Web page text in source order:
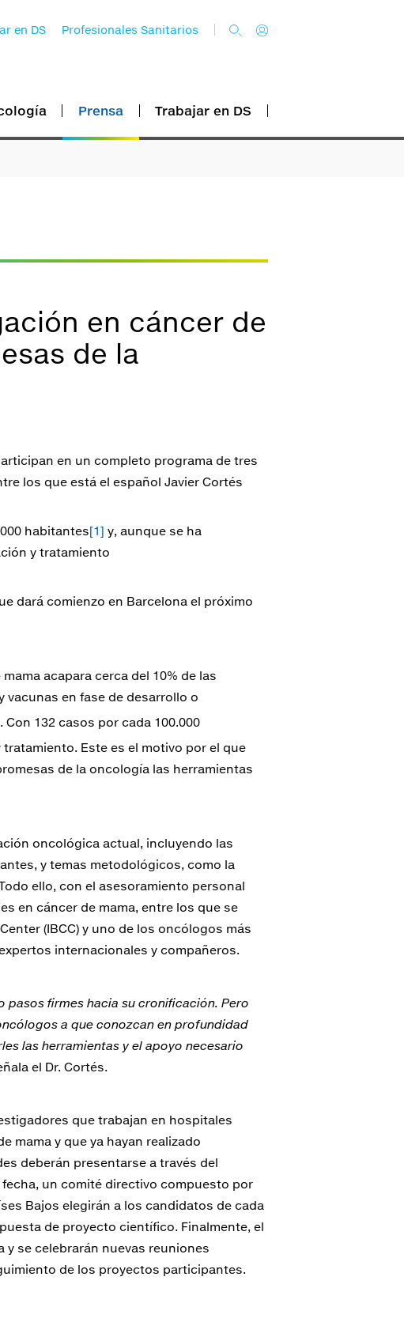
en DS Profesionales Sanitarios
Prensa Trabajar en DS
en cáncer de
de la
en un completo programa de tres
los que está el español Javier Cortés
habitantes[1] y, aunque se ha
y tratamiento
dará comienzo en Barcelona el próximo
acapara cerca del 10% de las
en fase de desarrollo o
132 casos por cada 100.000
Este es el motivo por el que
de la oncología las herramientas
oncológica actual, incluyendo las
y temas metodológicos, como la
ello, con el asesoramiento personal
en cáncer de mama, entre los que se
(IBCC) y uno de los oncólogos más
internacionales y compañeros.
pasos firmes hacia su cronificación. Pero
a que conozcan en profundidad
las herramientas y el apoyo necesario
el Dr. Cortés.
que trabajan en hospitales
mama y que ya hayan realizado
deberán presentarse a través del
fecha, un comité directivo compuesto por
Bajos elegirán a los candidatos de cada
de proyecto científico. Finalmente, el
y se celebrarán nuevas reuniones
de los proyectos participantes.